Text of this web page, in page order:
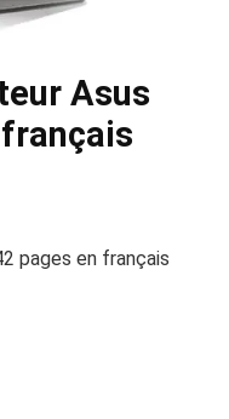
Asus
pages en français